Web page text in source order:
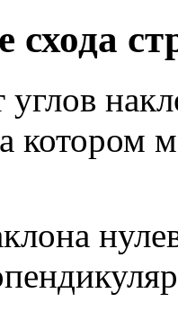
схода
углов
котором